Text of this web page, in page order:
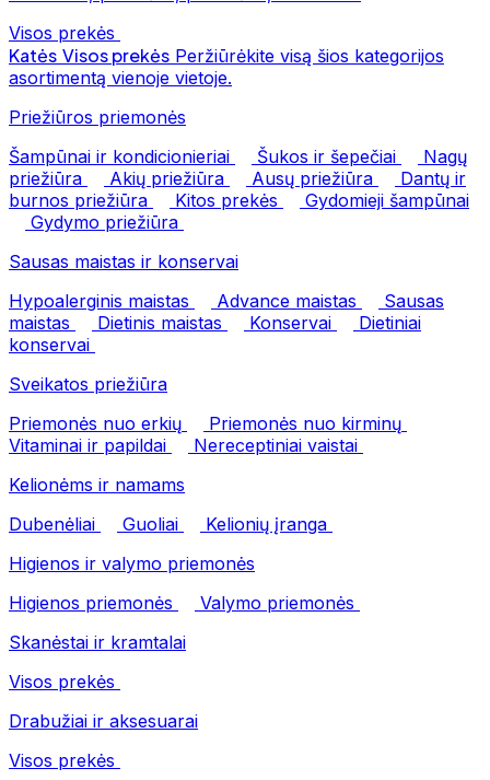
Visos prekės
Katės Visos prekės Peržiūrėkite visą šios kategorijos
asortimentą vienoje vietoje.
Priežiūros priemonės
Šampūnai ir kondicionieriai
Šukos ir šepečiai
Nagų
priežiūra
Akių priežiūra Ausų priežiūra
Dantų ir
burnos priežiūra
Kitos prekės
Gydomieji šampūnai
Gydymo priežiūra
Sausas maistas ir konservai
Hypoalerginis maistas
Advance maistas
Sausas
maistas
Dietinis maistas Konservai
Dietiniai
konservai
Sveikatos priežiūra
Priemonės nuo erkių
Priemonės nuo kirminų
Vitaminai ir papildai
Nereceptiniai vaistai
Kelionėms ir namams
Dubenėliai
Guoliai
Kelionių įranga
Higienos ir valymo priemonės
Higienos priemonės
Valymo priemonės
Skanėstai ir kramtalai
Visos prekės
Drabužiai ir aksesuarai
Visos prekės